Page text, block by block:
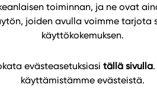
toiminnan, ja ne ovat
joiden avulla voimme tarjota
käyttökokemuksen.
evästeasetuksiasi tällä sivulla
käyttämistämme evästeistä.
arkielämässä ja
käsittelevässä luvussa
Z-sukupolven arvoja ja
tarkastellaan nuorta
matkalle tutustumaan
ja ihmissuhteita.